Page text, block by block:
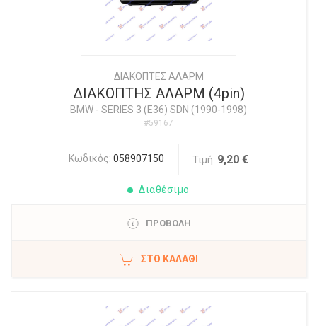
ΔΙΑΚΟΠΤΕΣ ΑΛΑΡΜ
ΔΙΑΚΟΠΤΗΣ ΑΛΑΡΜ (4pin)
BMW - SERIES 3 (E36) SDN (1990-1998)
#59167
Κωδικός: 058907150 Τιμή: 9,20 €
Διαθέσιμο
ΠΡΟΒΟΛΗ
ΣΤΟ ΚΑΛΆΘΙ